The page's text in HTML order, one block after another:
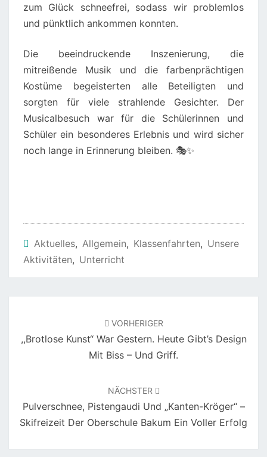
zum Glück schneefrei, sodass wir problemlos
und pünktlich ankommen konnten.
Die beeindruckende Inszenierung, die
mitreißende Musik und die farbenprächtigen
Kostüme begeisterten alle Beteiligten und
sorgten für viele strahlende Gesichter. Der
Musicalbesuch war für die Schülerinnen und
Schüler ein besonderes Erlebnis und wird sicher
noch lange in Erinnerung bleiben. 🎭✨
Aktuelles, Allgemein, Klassenfahrten, Unsere
Aktivitäten, Unterricht
VORHERIGER
,,Brotlose Kunst“ War Gestern. Heute Gibt’s Design
Mit Biss – Und Griff.
NÄCHSTER
Pulverschnee, Pistengaudi Und „Kanten-Kröger“ –
Skifreizeit Der Oberschule Bakum Ein Voller Erfolg